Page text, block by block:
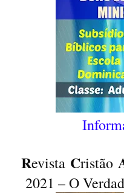
Revista Cristão
2021 – O